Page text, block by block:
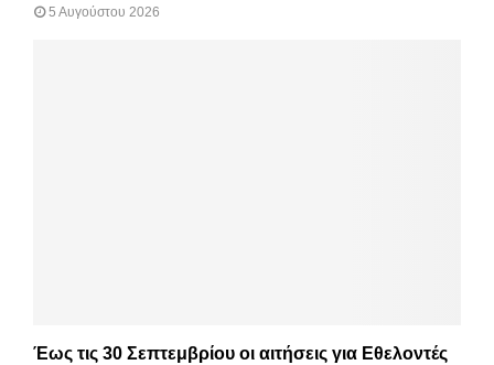
5 Αυγούστου 2026
Έως τις 30 Σεπτεμβρίου οι αιτήσεις για Εθελοντές